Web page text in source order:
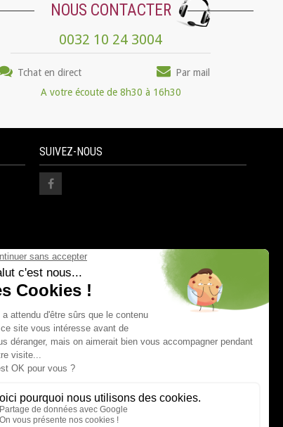
NOUS CONTACTER
0032 10 24 3004
Tchat en direct
Par mail
A votre écoute de 8h30 à 16h30
SUIVEZ-NOUS